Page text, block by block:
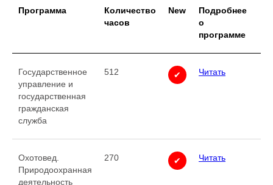
Программа
Количество
часов
New
Подробнее
о
программе
Государственное
управление и
государственная
гражданская
служба
512 ✔ Читать
Охотовед.
Природоохранная
деятельность
270 ✔ Читать